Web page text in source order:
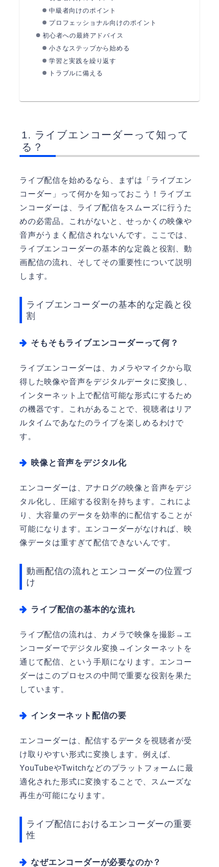
中級者向けのポイント
プロフェッショナル向けのポイント
初心者への最終アドバイス
小さなステップから始める
学習と実践を繰り返す
トラブルに備える
ライブエンコーダーって知って
る？
ライブ配信を始めるなら、まずは「ライブエン
コーダー」って何かを知っておこう！ライブエ
ンコーダーは、ライブ配信をスムーズに行うた
めの必需品。これがないと、せっかくの映像や
音声がうまく配信されないんです。ここでは、
ライブエンコーダーの基本的な定義と役割、動
画配信の流れ、そしてその重要性について説明
します。
ライブエンコーダーの基本的な定義と役
割
そもそもライブエンコーダーって何？
ライブエンコーダーは、カメラやマイクから取
得した映像や音声をデジタルデータに変換し、
インターネット上で配信可能な形式にするため
の機器です。これがあることで、視聴者はリア
ルタイムであなたのライブを楽しめるわけで
す。
映像と音声をデジタル化
エンコーダーは、アナログの映像と音声をデジ
タル化し、圧縮する役割を持ちます。これによ
り、大容量のデータを効率的に配信することが
可能になります。エンコーダーがなければ、映
像データは重すぎて配信できないんです。
動画配信の流れとエンコーダーの位置づ
け
ライブ配信の基本的な流れ
ライブ配信の流れは、カメラで映像を撮影→エ
ンコーダーでデジタル変換→インターネットを
通じて配信、という手順になります。エンコー
ダーはこのプロセスの中間で重要な役割を果た
しています。
インターネット配信の要
エンコーダーは、配信するデータを視聴者が受
け取りやすい形式に変換します。例えば、
YouTubeやTwitchなどのプラットフォームに最
適化された形式に変換することで、スムーズな
再生が可能になります。
ライブ配信におけるエンコーダーの重要
性
なぜエンコーダーが必要なのか？